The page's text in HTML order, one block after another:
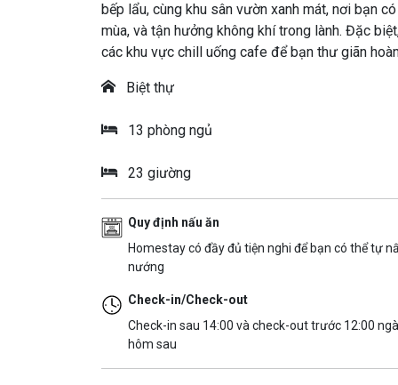
bếp lẩu, cùng khu sân vườn xanh mát, nơi bạn
mùa, và tận hưởng không khí trong lành. Đặc
các khu vực chill uống cafe để bạn thư giãn
Biệt thự
13 phòng ngủ
23 giường
Quy định nấu ăn
Homestay có đầy đủ tiện nghi để bạn có thể tự
nướng
Check-in/Check-out
Check-in sau 14:00 và check-out trước 12:00
hôm sau